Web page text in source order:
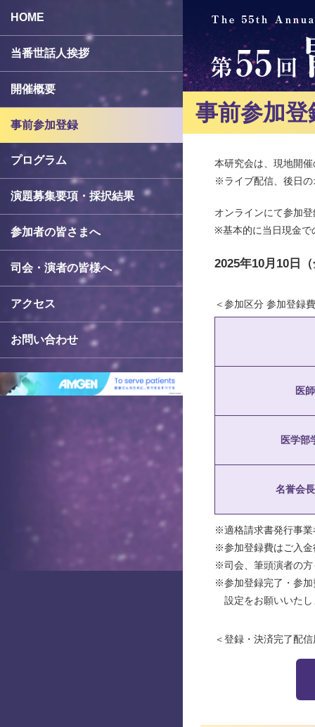
HOME
当番世話人挨拶
開催概要
事前参加登録
プログラム
演題募集要項・採択結果
参加者の皆さまへ
司会・演者の皆様へ
アクセス
お問い合わせ
事前参加登
本研究会は、現地開
※ライブ配信、後日の
オンラインにて参加
※基本的に当日現金で
2025年10月10日
＜参加区分 参加登録
医
医学部
名誉会
※適格請求書発行事業
※参加登録費はご入金
※司会、筆頭演者の
※参加登録完了・参加
設定をお願いいた
＜登録・決済完了配